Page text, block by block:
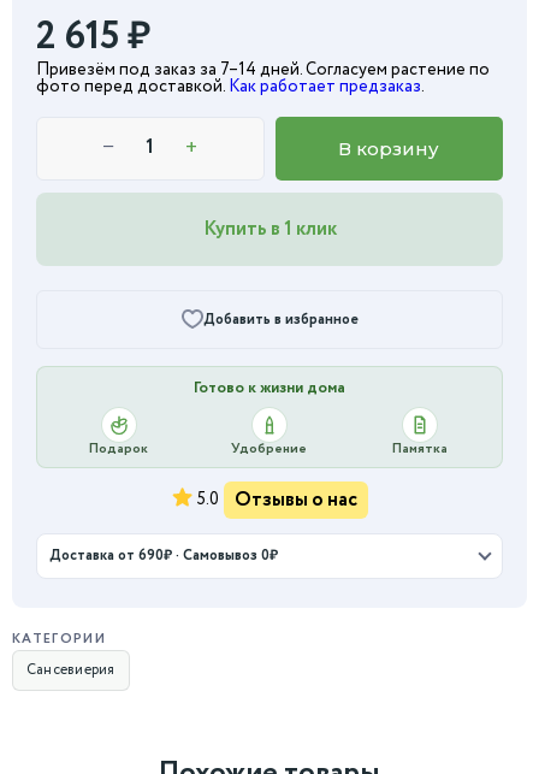
2 615₽
Привезём под заказ за 7–14 дней. Согласуем растение по
фото перед доставкой. Как работает предзаказ.
− + В корзину
Купить в 1 клик
Добавить в избранное
Готово к жизни дома
Подарок Удобрение Памятка
5.0 Отзывы о нас
Доставка от 690₽ · Самовывоз 0₽
КАТЕГОРИИ
Сансевиерия